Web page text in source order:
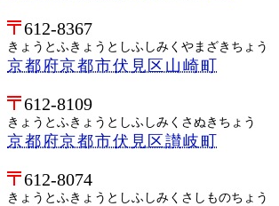
612-8367
きょうとふきょうとしふしみくやまざきちょう
京都府京都市伏見区山崎町
612-8109
きょうとふきょうとしふしみくさぬきちょう
京都府京都市伏見区讃岐町
612-8074
きょうとふきょうとしふしみくさしものちょう